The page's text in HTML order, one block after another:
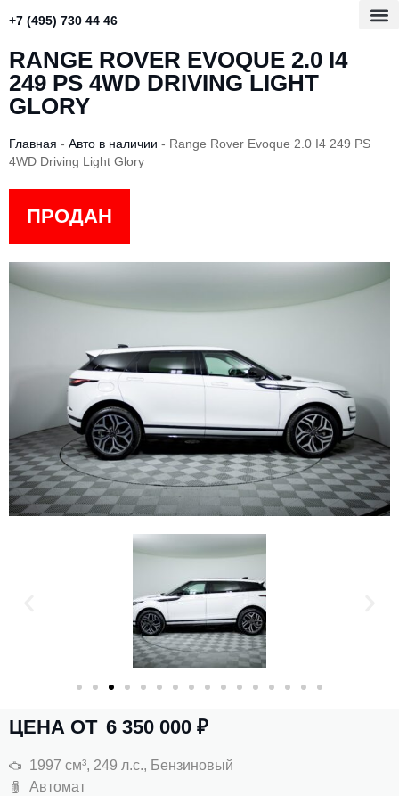
+7 (495) 730 44 46
RANGE ROVER EVOQUE 2.0 I4
249 PS 4WD DRIVING LIGHT
GLORY
Главная - Авто в наличии - Range Rover Evoque 2.0 I4 249 PS
4WD Driving Light Glory
ПРОДАН
ЦЕНА ОТ 6 350 000 ₽
1997 см³, 249 л.с., Бензиновый
Автомат